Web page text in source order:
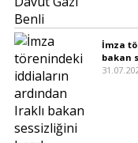
İmza
bakan